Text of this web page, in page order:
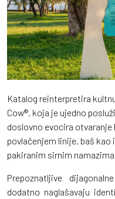
Katalog reinterpretira
Cow®, koja je ujedno
doslovno evocira
povlačenjem linije, baš
pakiranim sirnim
Prepoznatljive
dodatno naglašavaju